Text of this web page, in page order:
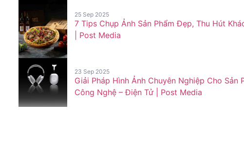
25 Sep 2025
7 Tips Chụp Ảnh Sản Phẩm Đẹp, Thu Hút
| Post Media
23 Sep 2025
Giải Pháp Hình Ảnh Chuyên Nghiệp Cho Sản
Công Nghệ – Điện Tử | Post Media